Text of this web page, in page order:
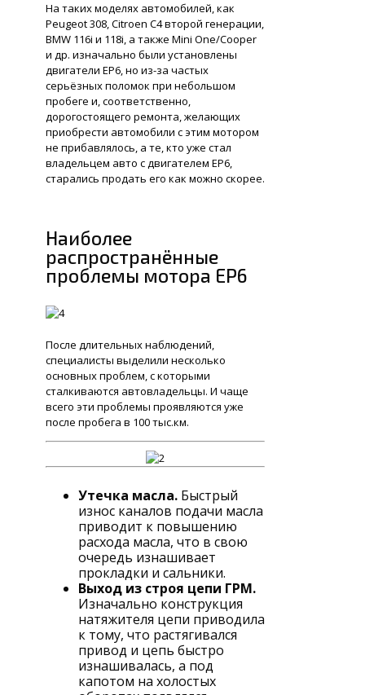
На таких моделях автомобилей, как
Peugeot 308, Citroen C4 второй генерации,
BMW 116i и 118i, а также Mini One/Cooper
и др. изначально были установлены
двигатели ЕР6, но из-за частых
серьёзных поломок при небольшом
пробеге и, соответственно,
дорогостоящего ремонта, желающих
приобрести автомобили с этим мотором
не прибавлялось, а те, кто уже стал
владельцем авто с двигателем EP6,
старались продать его как можно скорее.
Наиболее
распространённые
проблемы мотора ЕР6
После длительных наблюдений,
специалисты выделили несколько
основных проблем, с которыми
сталкиваются автовладельцы. И чаще
всего эти проблемы проявляются уже
после пробега в 100 тыс.км.
Утечка масла.Быстрый
износ каналов подачи масла
приводит к повышению
расхода масла, что в свою
очередь изнашивает
прокладки и сальники.
Выход из строя цепи ГРМ.
Изначально конструкция
натяжителя цепи приводила
к тому, что растягивался
привод и цепь быстро
изнашивалась, а под
капотом на холостых